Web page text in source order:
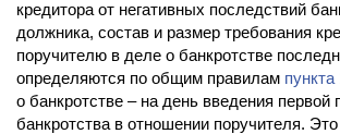
кредитора от негативных последствий
должника, состав и размер требования
поручителю в деле о банкротстве
определяются по общим правилам пункта
о банкротстве – на день введения первой
банкротства в отношении поручителя. Это